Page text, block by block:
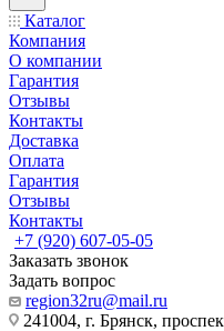
Каталог
Компания
О компании
Гарантия
Отзывы
Контакты
Доставка
Оплата
Гарантия
Отзывы
Контакты
+7 (920) 607-05-05
Заказать звонок
Задать вопрос
region32ru@mail.ru
241004, г. Брянск,